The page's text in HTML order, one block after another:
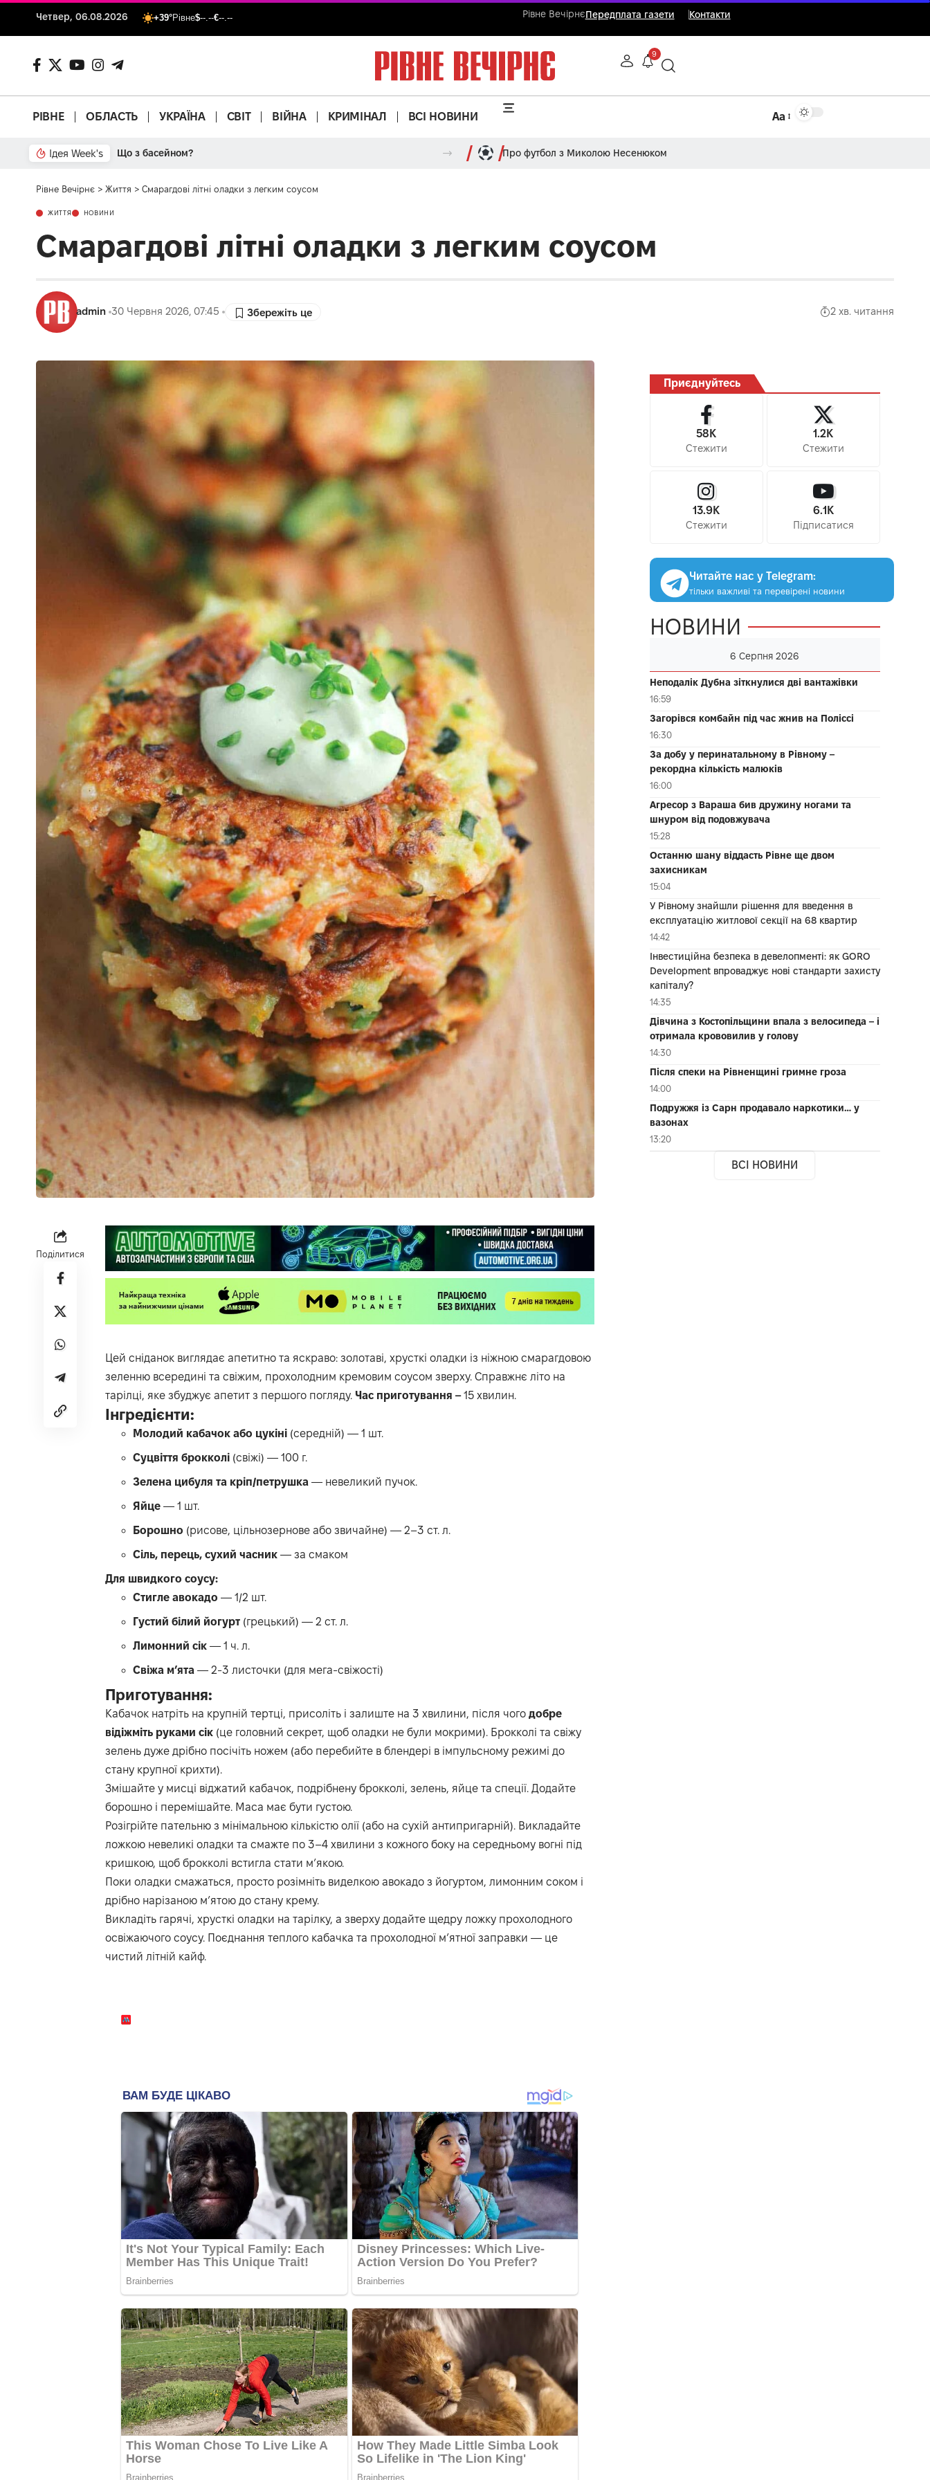
Четвер, 06.08.2026 +39°Рівне$--.--€--.-- Рівне ВечірнєПередплата газети Контакти
9
РІВНЕ ОБЛАСТЬ УКРАЇНА СВІТ ВІЙНА КРИМІНАЛ ВСІ НОВИНИ Аа
Ідея Week's Що з басейном? Про футбол з Миколою Несенюком
Рівне Вечірнє > Життя > Смарагдові літні оладки з легким соусом
ЖИТТЯ НОВИНИ
Смарагдові літні оладки з легким соусом
admin 30 Червня 2026, 07:45 2 хв. читання
Поділитися
Цей сніданок виглядає апетитно та яскраво: золотаві, хрусткі оладки із ніжною смарагдовою
зеленню всередині та свіжим, прохолодним кремовим соусом зверху. Справжнє літо на
тарілці, яке збуджує апетит з першого погляду. Час приготування –15 хвилин.
Інгредієнти:
Молодий кабачок або цукіні (середній) — 1 шт.
Суцвіття брокколі (свіжі) — 100 г.
Зелена цибуля та кріп/петрушка — невеликий пучок.
Яйце — 1 шт.
Борошно (рисове, цільнозернове або звичайне) — 2–3 ст. л.
Сіль, перець, сухий часник — за смаком
Для швидкого соусу:
Стигле авокадо — 1/2 шт.
Густий білий йогурт (грецький) — 2 ст. л.
Лимонний сік — 1 ч. л.
Свіжа м’ята — 2-3 листочки (для мега-свіжості)
Приготування:
Кабачок натріть на крупній тертці, присоліть і залиште на 3 хвилини, після чого добре
відіжміть руками сік (це головний секрет, щоб оладки не були мокрими). Брокколі та свіжу
зелень дуже дрібно посічіть ножем (або перебийте в блендері в імпульсному режимі до
стану крупної крихти).
Змішайте у мисці віджатий кабачок, подрібнену брокколі, зелень, яйце та спеції. Додайте
борошно і перемішайте. Маса має бути густою.
Розігрійте пательню з мінімальною кількістю олії (або на сухій антипригарній). Викладайте
ложкою невеликі оладки та смажте по 3–4 хвилини з кожного боку на середньому вогні під
кришкою, щоб брокколі встигла стати м’якою.
Поки оладки смажаться, просто розімніть виделкою авокадо з йогуртом, лимонним соком і
дрібно нарізаною м’ятою до стану крему.
Викладіть гарячі, хрусткі оладки на тарілку, а зверху додайте щедру ложку прохолодного
освіжаючого соусу. Поєднання теплого кабачка та прохолодної м’ятної заправки — це
чистий літній кайф.
Приєднуйтесь
58K
Стежити
1.2K
Стежити
13.9K
Стежити
6.1K
Підписатися
Читайте нас у Telegram:
тільки важливі та перевірені новини
НОВИНИ
6 Серпня 2026
Неподалік Дубна зіткнулися дві вантажівки
16:59
Загорівся комбайн під час жнив на Поліссі
16:30
За добу у перинатальному в Рівному –
рекордна кількість малюків
16:00
Агресор з Вараша бив дружину ногами та
шнуром від подовжувача
15:28
Останню шану віддасть Рівне ще двом
захисникам
15:04
У Рівному знайшли рішення для введення в
експлуатацію житлової секції на 68 квартир
14:42
Інвестиційна безпека в девелопменті: як GORO
Development впроваджує нові стандарти захисту
капіталу?
14:35
Дівчина з Костопільщини впала з велосипеда – і
отримала крововилив у голову
14:30
Після спеки на Рівненщині гримне гроза
14:00
Подружжя із Сарн продавало наркотики… у
вазонах
13:20
ВСІ НОВИНИ